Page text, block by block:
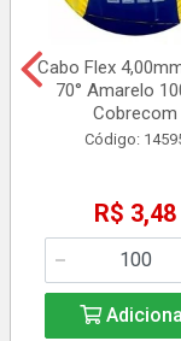
Cabo Flex
70° Amarelo
Cobrecom
Código:
R$ 3,48